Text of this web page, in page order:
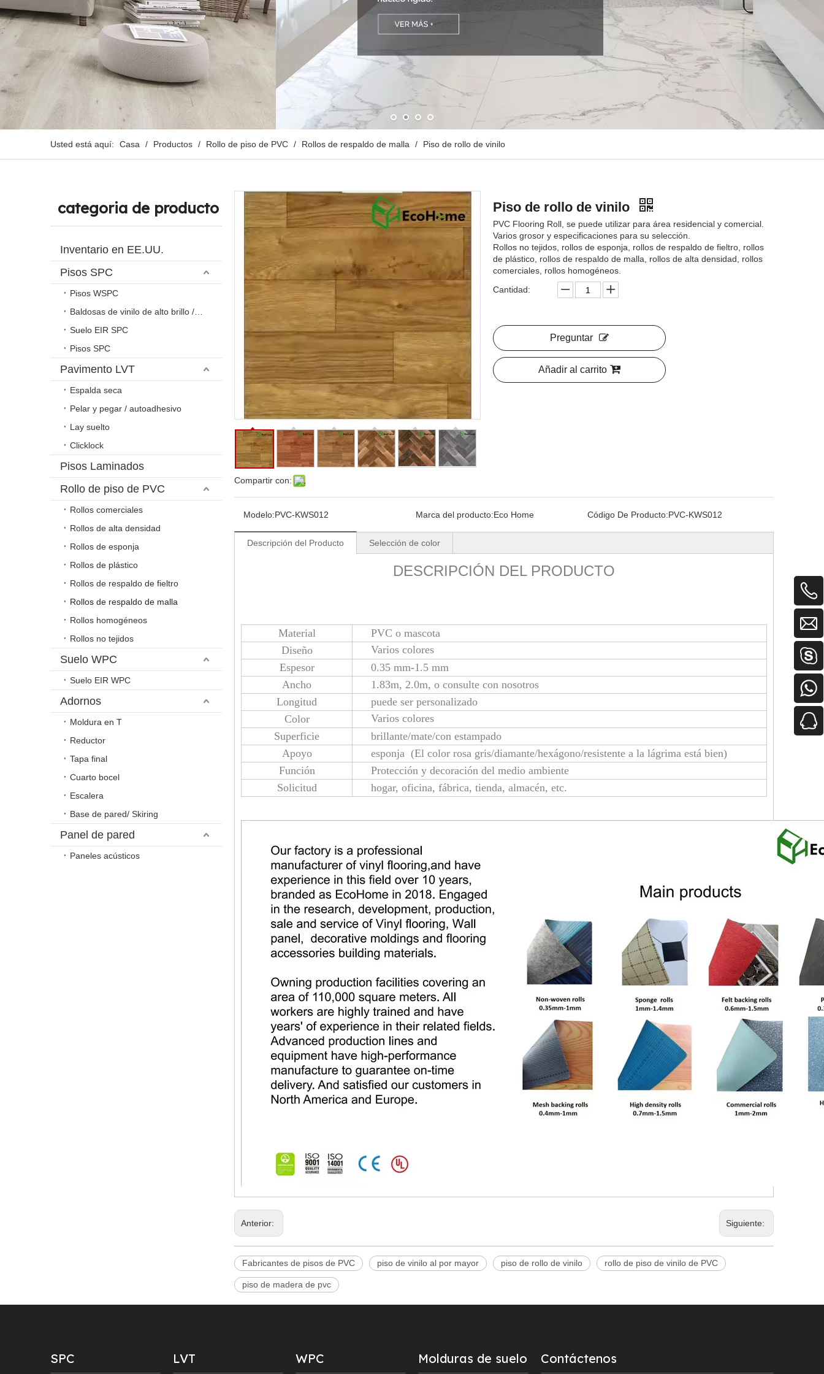
Usted está aquí: Casa / Productos / Rollo de piso de PVC / Rollos de respaldo de malla / Piso de rollo de vinilo
categoria de producto
Inventario en EE.UU.
Pisos SPC
Pisos WSPC
Suelo EIR SPC
Pisos SPC
Pavimento LVT
Espalda seca
Pelar y pegar / autoadhesivo
Lay suelto
Clicklock
Pisos Laminados
Rollo de piso de PVC
Rollos comerciales
Rollos de alta densidad
Rollos de esponja
Rollos de plástico
Rollos de respaldo de fieltro
Rollos de respaldo de malla
Rollos homogéneos
Rollos no tejidos
Suelo WPC
Suelo EIR WPC
Adornos
Moldura en T
Reductor
Tapa final
Cuarto bocel
Escalera
Base de pared/ Skiring
Panel de pared
Paneles acústicos
Compartir con:
Piso de rollo de vinilo
PVC Flooring Roll, se puede utilizar para área residencial y comercial.
Varios grosor y especificaciones para su selección.
Rollos no tejidos, rollos de esponja, rollos de respaldo de fieltro, rollos
de plástico, rollos de respaldo de malla, rollos de alta densidad, rollos
comerciales, rollos homogéneos.
Cantidad:
Preguntar
Añadir al carrito
Modelo:PVC-KWS012 Marca del producto:Eco Home Código De Producto:PVC-KWS012
Descripción del Producto Selección de color
DESCRIPCIÓN DEL PRODUCTO
Material
PVC o mascota
Diseño
Varios colores
Espesor
0.35 mm-1.5 mm
Ancho
1.83m, 2.0m, o consulte con nosotros
Longitud
puede ser personalizado
Color
Varios colores
Superficie
brillante/mate/con estampado
Apoyo
esponja (El color rosa gris/diamante/hexágono/resistente a la lágrima está bien)
Función
Protección y decoración del medio ambiente
Solicitud
hogar, oficina, fábrica, tienda, almacén, etc.
Anterior: Siguiente:
Fabricantes de pisos de PVC piso de vinilo al por mayor piso de rollo de vinilo rollo de piso de vinilo de PVC
piso de madera de pvc
SPC LVT WPC Molduras de suelo Contáctenos